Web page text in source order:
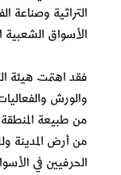
التراثية وصناعة
الأسواق الشعبية
فقد اهتمت هيئة
والورش
من طبيعة
من أرض المدينة
الحرفيين في